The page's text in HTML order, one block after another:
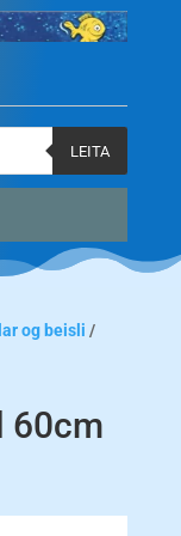
LEITA
og beisli /
60cm